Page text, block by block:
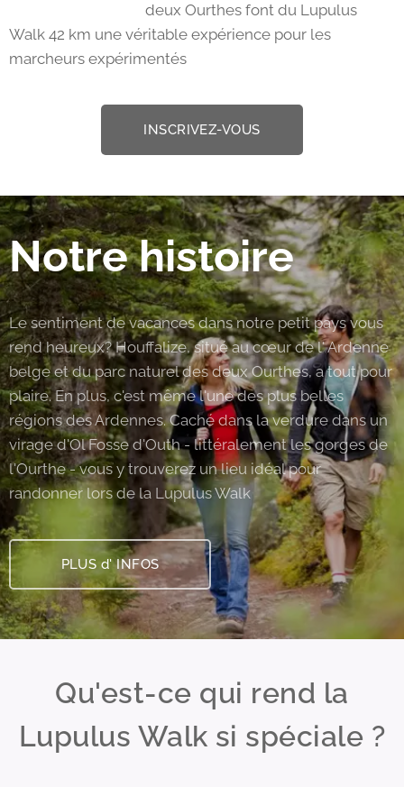
deux Ourthes font du Lupulus
Walk 42 km une véritable expérience pour les
marcheurs expérimentés
INSCRIVEZ-VOUS
Notre histoire
Le sentiment de vacances dans notre petit pays vous
rend heureux? Houffalize, situé au cœur de l' Ardenne
belge et du parc naturel des deux Ourthes, a tout pour
plaire. En plus, c'est même l'une des plus belles
régions des Ardennes. Caché dans la verdure dans un
virage d'Ol Fosse d'Outh - littéralement les gorges de
l'Ourthe - vous y trouverez un lieu idéal pour
randonner lors de la Lupulus Walk
PLUS d' INFOS
Qu'est-ce qui rend la
Lupulus Walk si spéciale ?